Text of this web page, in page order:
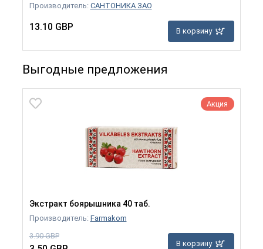
Производитель: САНТОНИКА ЗАО
13.10 GBP В корзину
Выгодные предложения
Акция
Экстракт боярышника 40 таб.
Производитель: Farmakom
3.90 GBP
В корзину